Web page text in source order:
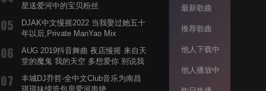
星送爱河中的宝贝粉丝
DJAK中文慢摇2022 当我娶过她五十
年以后,Private ManYao Mix
AUG 2019抖音舞曲 夜店慢摇 来自天
堂的魔鬼 我的天空 多想爱你 别说我
丰城DJ乔哲-全中文Club音乐为南昌
琪琪妹缔造包房爱河串烧
最新歌曲
推荐歌曲
他人下载中
他人播放中